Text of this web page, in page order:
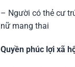
– Người có thẻ cư
nữ mang thai
Quyền phúc lợi xã